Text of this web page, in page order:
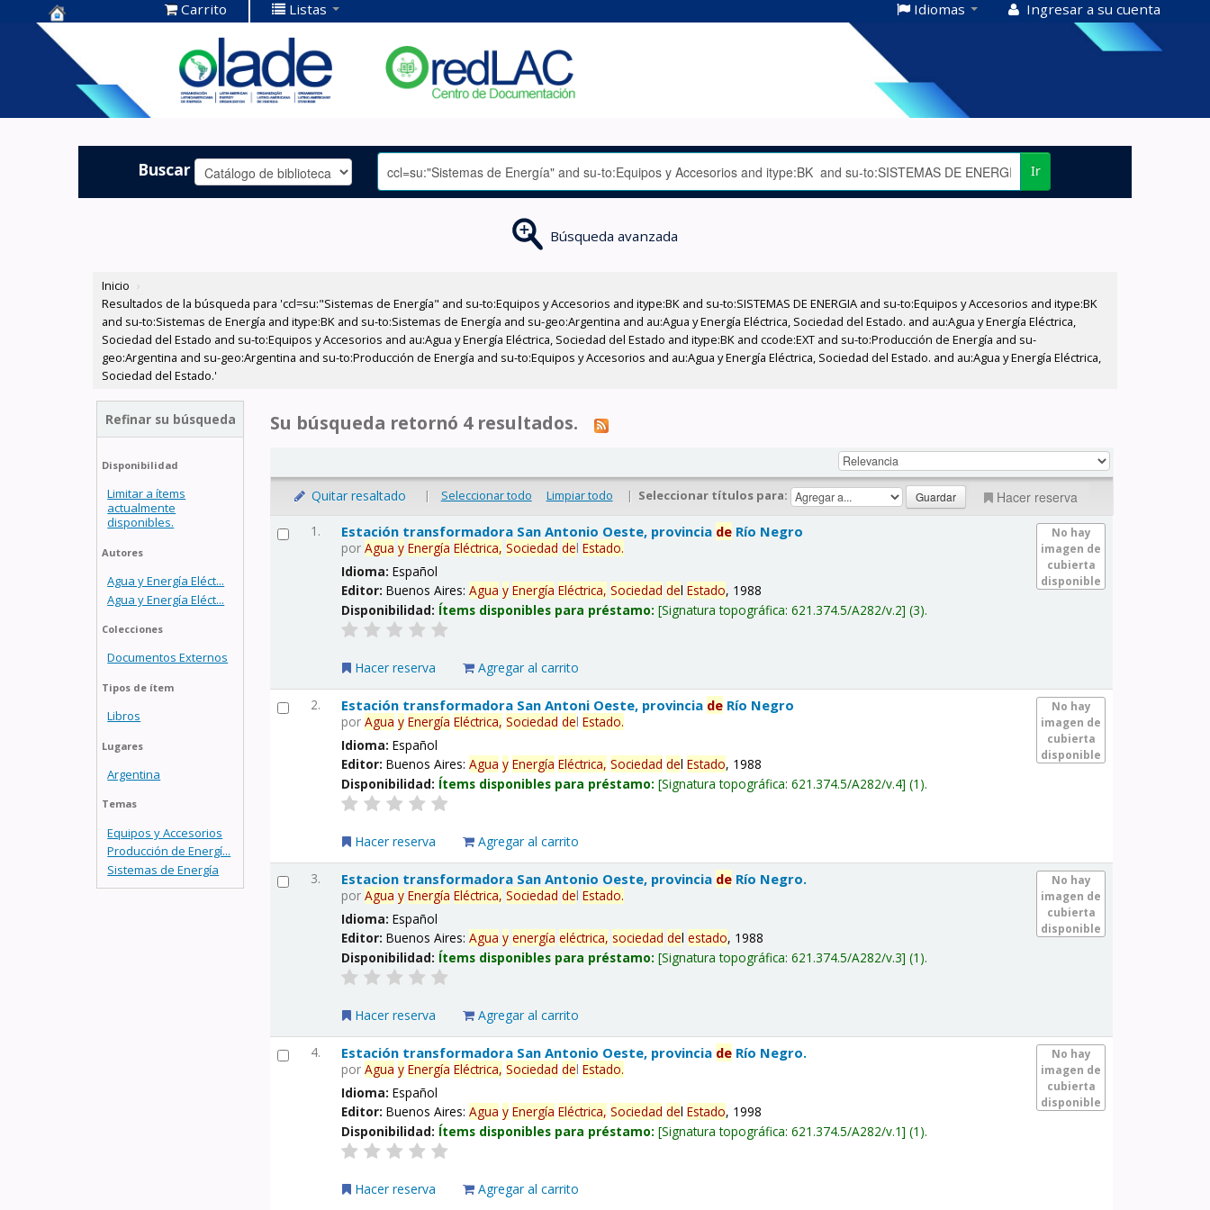
Centro de
Documentación
OLADE -
Carrito Listas Idiomas Ingresar a su cuenta
Buscar Ir
Búsqueda avanzada
Inicio ›
Resultados de la búsqueda para 'ccl=su:"Sistemas de Energía" and su-to:Equipos y Accesorios and itype:BK and su-to:SISTEMAS DE ENERGIA and su-to:Equipos y Accesorios and itype:BK
and su-to:Sistemas de Energía and itype:BK and su-to:Sistemas de Energía and su-geo:Argentina and au:Agua y Energía Eléctrica, Sociedad del Estado. and au:Agua y Energía Eléctrica,
Sociedad del Estado and su-to:Equipos y Accesorios and au:Agua y Energía Eléctrica, Sociedad del Estado and itype:BK and ccode:EXT and su-to:Producción de Energía and su-
geo:Argentina and su-geo:Argentina and su-to:Producción de Energía and su-to:Equipos y Accesorios and au:Agua y Energía Eléctrica, Sociedad del Estado. and au:Agua y Energía Eléctrica,
Sociedad del Estado.'
Refinar su búsqueda
Disponibilidad
Limitar a ítems
actualmente
disponibles.
Autores
Agua y Energía Eléct...
Agua y Energía Eléct...
Colecciones
Documentos Externos
Tipos de ítem
Libros
Lugares
Argentina
Temas
Equipos y Accesorios
Producción de Energí...
Sistemas de Energía
Su búsqueda retornó 4 resultados.
Quitar resaltado | Seleccionar todo Limpiar todo | Seleccionar títulos para: Hacer reserva
1.
No hay
imagen de
cubierta
disponible
Estación transformadora San Antonio Oeste, provincia de Río Negro
porAgua y Energía Eléctrica, Sociedad delEstado.
Idioma:Español
Editor:Buenos Aires:Agua y Energía Eléctrica, Sociedad delEstado, 1988
Disponibilidad: Ítems disponibles para préstamo: Signatura topográfica:621.374.5/A282/v.2 (3).
Hacer reserva Agregar al carrito
2.
No hay
imagen de
cubierta
disponible
Estación transformadora San Antoni Oeste, provincia de Río Negro
porAgua y Energía Eléctrica, Sociedad delEstado.
Idioma:Español
Editor:Buenos Aires:Agua y Energía Eléctrica, Sociedad delEstado, 1988
Disponibilidad: Ítems disponibles para préstamo: Signatura topográfica:621.374.5/A282/v.4 (1).
Hacer reserva Agregar al carrito
3.
No hay
imagen de
cubierta
disponible
Estacion transformadora San Antonio Oeste, provincia de Río Negro.
porAgua y Energía Eléctrica, Sociedad delEstado.
Idioma:Español
Editor:Buenos Aires:Agua y energía eléctrica, sociedad delestado, 1988
Disponibilidad: Ítems disponibles para préstamo: Signatura topográfica:621.374.5/A282/v.3 (1).
Hacer reserva Agregar al carrito
4.
No hay
imagen de
cubierta
disponible
Estación transformadora San Antonio Oeste, provincia de Río Negro.
porAgua y Energía Eléctrica, Sociedad delEstado.
Idioma:Español
Editor:Buenos Aires:Agua y Energía Eléctrica, Sociedad delEstado, 1998
Disponibilidad: Ítems disponibles para préstamo: Signatura topográfica:621.374.5/A282/v.1 (1).
Hacer reserva Agregar al carrito